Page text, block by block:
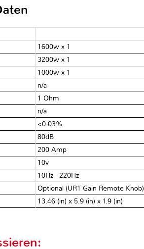
1600w x 1
3200w x 1
1000w x 1
n/a
1 Ohm
n/a
<0.03%
80dB
200 Amp
10v
10Hz - 220Hz
Optional (UR1 Gain Remote Knob)
13.46 (in) x 5.9 (in) x 1.9 (in)